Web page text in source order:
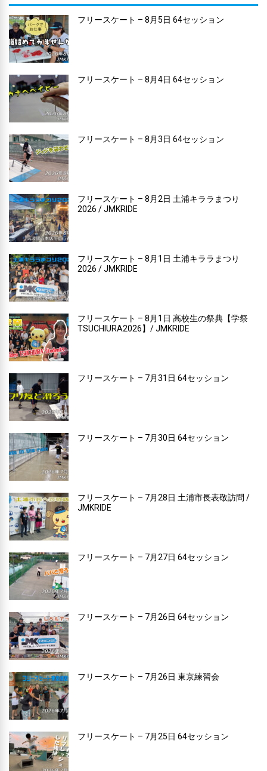
フリースケート – 8月5日 64セッション
フリースケート – 8月4日 64セッション
フリースケート – 8月3日 64セッション
フリースケート – 8月2日 土浦キララまつり
2026 / JMKRIDE
フリースケート – 8月1日 土浦キララまつり
2026 / JMKRIDE
フリースケート – 8月1日 高校生の祭典【学祭
TSUCHIURA2026】/ JMKRIDE
フリースケート – 7月31日 64セッション
フリースケート – 7月30日 64セッション
フリースケート – 7月28日 土浦市長表敬訪問 /
JMKRIDE
フリースケート – 7月27日 64セッション
フリースケート – 7月26日 64セッション
フリースケート – 7月26日 東京練習会
フリースケート – 7月25日 64セッション